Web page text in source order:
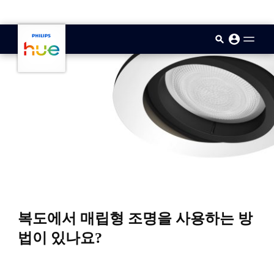
복도에서 매립형 조명을 사용하는 방
법이 있나요?